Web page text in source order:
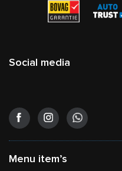
Social media
Menu item’s